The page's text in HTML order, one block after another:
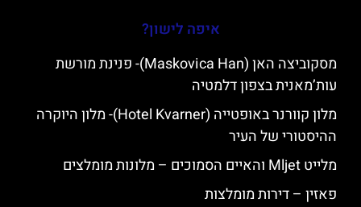
איפה לישון?
מסקוביצה האן (Maskovica Han)- פנינת מורשת
עות’מאנית בצפון דלמטיה
מלון קוורנר באופטייה (Hotel Kvarner)- מלון היוקרה
ההיסטורי של העיר
מלייט Mljet והאיים הסמוכים – מלונות מומלצים
פאזין – דירות מומלצות